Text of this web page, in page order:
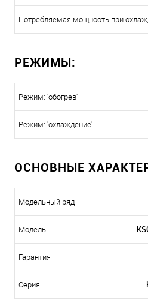
Потребляемая мощность при
РЕЖИМЫ:
Режим: 'обогрев'
Режим: 'охлаждение'
ОСНОВНЫЕ
Модельный ряд
Модель
Гарантия
Серия